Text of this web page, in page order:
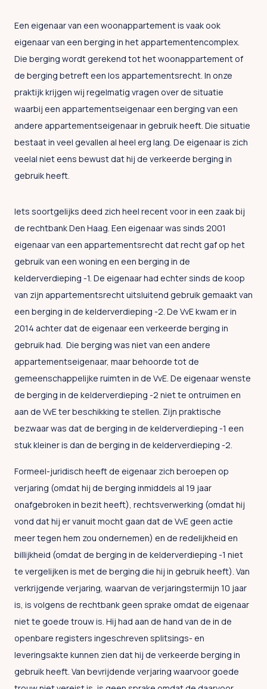
Een eigenaar van een woonappartement is vaak ook
eigenaar van een berging in het appartementencomplex.
Die berging wordt gerekend tot het woonappartement of
de berging betreft een los appartementsrecht. In onze
praktijk krijgen wij regelmatig vragen over de situatie
waarbij een appartementseigenaar een berging van een
andere appartementseigenaar in gebruik heeft. Die situatie
bestaat in veel gevallen al heel erg lang. De eigenaar is zich
veelal niet eens bewust dat hij de verkeerde berging in
gebruik heeft.
Iets soortgelijks deed zich heel recent voor in een zaak bij
de rechtbank Den Haag. Een eigenaar was sinds 2001
eigenaar van een appartementsrecht dat recht gaf op het
gebruik van een woning en een berging in de
kelderverdieping -1. De eigenaar had echter sinds de koop
van zijn appartementsrecht uitsluitend gebruik gemaakt van
een berging in de kelderverdieping -2. De VvE kwam er in
2014 achter dat de eigenaar een verkeerde berging in
gebruik had. Die berging was niet van een andere
appartementseigenaar, maar behoorde tot de
gemeenschappelijke ruimten in de VvE. De eigenaar wenste
de berging in de kelderverdieping -2 niet te ontruimen en
aan de VvE ter beschikking te stellen. Zijn praktische
bezwaar was dat de berging in de kelderverdieping -1 een
stuk kleiner is dan de berging in de kelderverdieping -2.
Formeel-juridisch heeft de eigenaar zich beroepen op
verjaring (omdat hij de berging inmiddels al 19 jaar
onafgebroken in bezit heeft), rechtsverwerking (omdat hij
vond dat hij er vanuit mocht gaan dat de VvE geen actie
meer tegen hem zou ondernemen) en de redelijkheid en
billijkheid (omdat de berging in de kelderverdieping -1 niet
te vergelijken is met de berging die hij in gebruik heeft). Van
verkrijgende verjaring, waarvan de verjaringstermijn 10 jaar
is, is volgens de rechtbank geen sprake omdat de eigenaar
niet te goede trouw is. Hij had aan de hand van de in de
openbare registers ingeschreven splitsings- en
leveringsakte kunnen zien dat hij de verkeerde berging in
gebruik heeft. Van bevrijdende verjaring waarvoor goede